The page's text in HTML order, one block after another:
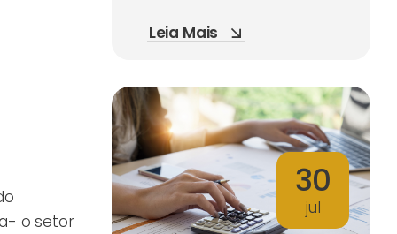
o setor
Leia Mais
30
jul